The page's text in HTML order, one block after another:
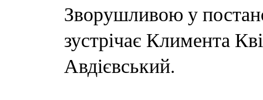
Зворушливою у
зустрічає Климента
Авдієвський.